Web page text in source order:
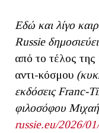
Εδώ και λίγο
Russie
από το τέλος της
αντι-κόσμου
εκδόσεις Franc-
φιλοσόφου
russie.eu/2026/